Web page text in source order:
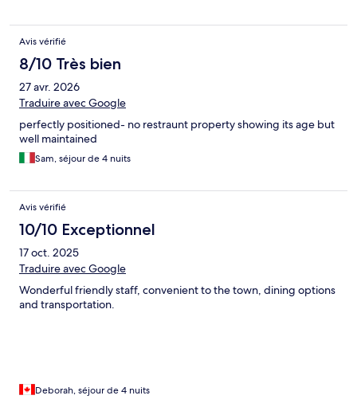
Avis vérifié
8/10 Très bien
27 avr. 2026
Traduire avec Google
perfectly positioned- no restraunt property showing its age but
well maintained
Sam, séjour de 4 nuits
Avis vérifié
10/10 Exceptionnel
17 oct. 2025
Traduire avec Google
Wonderful friendly staff, convenient to the town, dining options
and transportation.
Deborah, séjour de 4 nuits